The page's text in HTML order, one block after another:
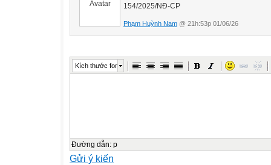
154/2025/NĐ-CP
Phạm Huỳnh Nam @ 21h:53p 01/06/26
Kích thước font
Đường dẫn: p
Gửi ý kiến